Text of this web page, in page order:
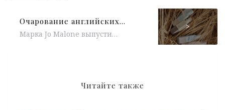
Очарование английских полей: лимитированная коллекция ароматов Jo Malone
Марка Jo Malone выпустила коллекцию ароматов. В ее основе — запахи английских полей: пшеница, ячмень, рожь и овес. Среди...
>
Читайте также